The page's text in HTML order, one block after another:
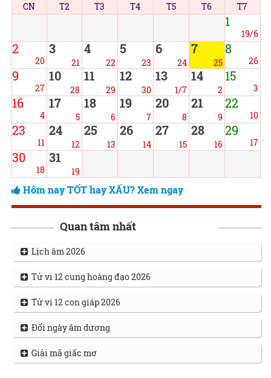
CN T2 T3 T4 T5 T6 T7
1
19/6
2
20
3
21
4
22
5
23
6
24
7
25
8
26
9
27
10
28
11
29
12
30
13
1/7
14
2
15
3
16
4
17
5
18
6
19
7
20
8
21
9
22
10
23
11
24
12
25
13
26
14
27
15
28
16
29
17
30
18
31
19
Hôm nay TỐT hay XẤU? Xem ngay
Quan tâm nhất
Lịch âm 2026
Tử vi 12 cung hoàng đạo 2026
Tử vi 12 con giáp 2026
Đổi ngày âm dương
Giải mã giấc mơ